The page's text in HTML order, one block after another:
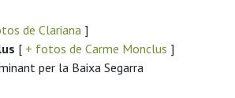
de Clariana ]
[ + fotos de Carme Monclus ]
per la Baixa Segarra